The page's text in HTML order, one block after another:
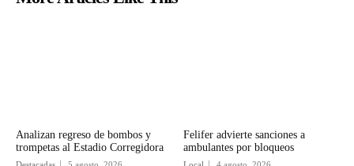
Analizan regreso de bombos y
trompetas al Estadio Corregidora
Felifer advierte sanciones a
ambulantes por bloqueos